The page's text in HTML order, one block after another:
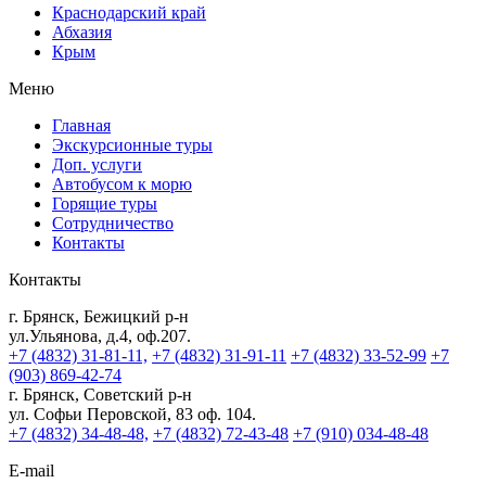
Краснодарский край
Абхазия
Крым
Меню
Главная
Экскурсионные туры
Доп. услуги
Автобусом к морю
Горящие туры
Сотрудничество
Контакты
Контакты
г. Брянск, Бежицкий р-н
ул.Ульянова, д.4, оф.207.
+7 (4832) 31-81-11, +7 (4832) 31-91-11 +7 (4832) 33-52-99 +7
(903) 869-42-74
г. Брянск, Советский р-н
ул. Софьи Перовской, 83 оф. 104.
+7 (4832) 34-48-48, +7 (4832) 72-43-48 +7 (910) 034-48-48
E-mail